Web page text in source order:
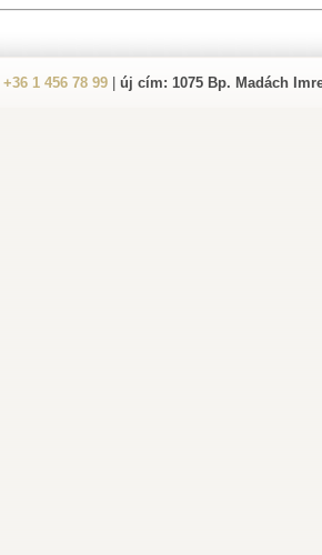
+36 1 456 78 99 | új cím: 1075 Bp. Madách